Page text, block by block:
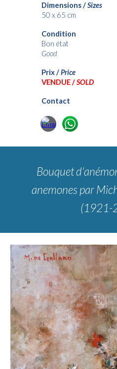
Dimensions /Sizes
50 x 65 cm
Condition
Bon état
Good
Prix /Price
VENDUE /SOLD
Contact
Bouquet
anemonespar
(1921-